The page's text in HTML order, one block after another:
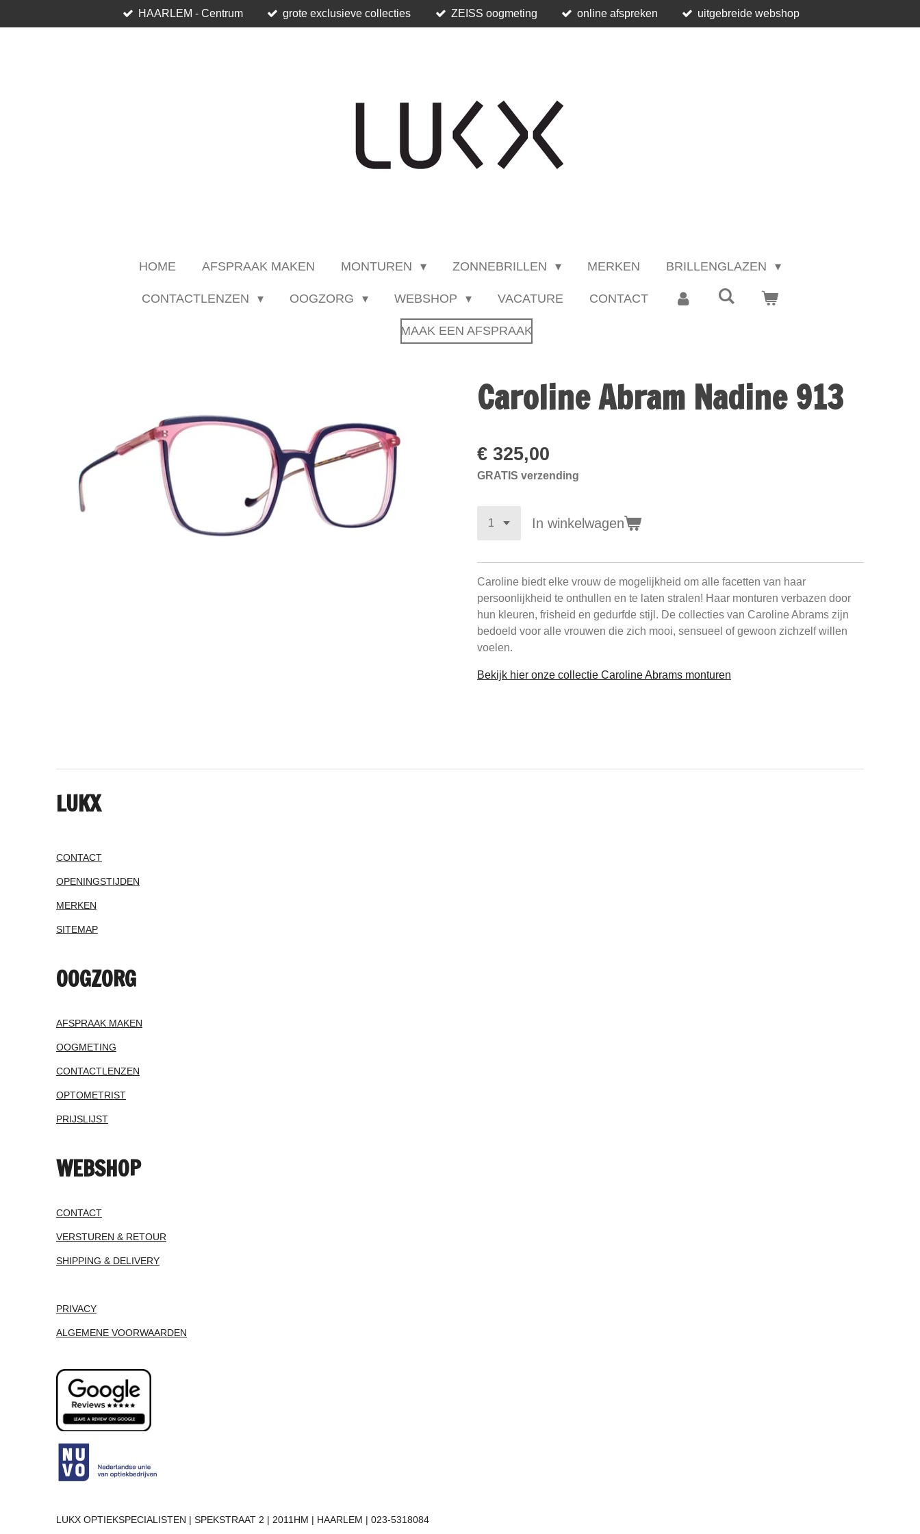
direct
HAARLEM - Centrum grote exclusieve collecties ZEISS oogmeting online afspreken uitgebreide webshop
HOME AFSPRAAK MAKEN MONTUREN ZONNEBRILLEN MERKEN BRILLENGLAZEN
CONTACTLENZEN OOGZORG WEBSHOP VACATURE CONTACT
MAAK EEN AFSPRAAK
Caroline Abram Nadine 913
€ 325,00
GRATIS verzending
In winkelwagen
Caroline biedt elke vrouw de mogelijkheid om alle facetten van haar
persoonlijkheid te onthullen en te laten stralen! Haar monturen verbazen door
hun kleuren, frisheid en gedurfde stijl. De collecties van Caroline Abrams zijn
bedoeld voor alle vrouwen die zich mooi, sensueel of gewoon zichzelf willen
voelen.
Bekijk hier onze collectie Caroline Abrams monturen
LUKX
CONTACT
OPENINGSTIJDEN
MERKEN
SITEMAP
OOGZORG
AFSPRAAK MAKEN
OOGMETING
CONTACTLENZEN
OPTOMETRIST
PRIJSLIJST
WEBSHOP
CONTACT
VERSTUREN & RETOUR
SHIPPING & DELIVERY
PRIVACY
ALGEMENE VOORWAARDEN
LUKX OPTIEKSPECIALISTEN | SPEKSTRAAT 2 | 2011HM | HAARLEM | 023-5318084